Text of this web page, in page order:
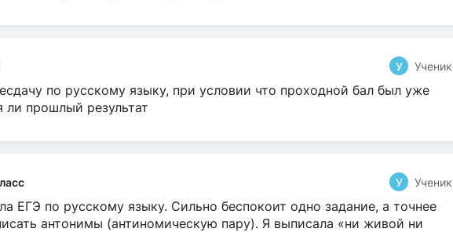
У Ученик
по русскому языку, при условии что проходной бал был уже
ли прошлый результат
У Ученик
ЕГЭ по русскому языку. Сильно беспокоит одно задание, а точнее
антонимы (антиномическую пару). Я выписала «ни живой ни